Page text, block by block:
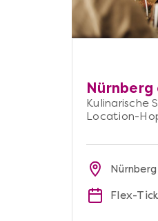
Nürnberg
Kulinarische
Location-
Nürnberg
Flex-